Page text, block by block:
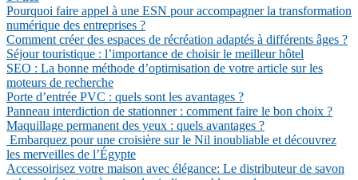
Pourquoi faire appel à une ESN pour accompagner la transformation
numérique des entreprises ?
Comment créer des espaces de récréation adaptés à différents âges ?
Séjour touristique : l’importance de choisir le meilleur hôtel
SEO : La bonne méthode d’optimisation de votre article sur les
moteurs de recherche
Porte d’entrée PVC : quels sont les avantages ?
Panneau interdiction de stationner : comment faire le bon choix ?
Maquillage permanent des yeux : quels avantages ?
Embarquez pour une croisière sur le Nil inoubliable et découvrez
les merveilles de l’Égypte
Accessoirisez votre maison avec élégance: Le distributeur de savon